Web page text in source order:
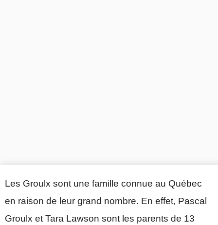
Les Groulx sont une famille connue au Québec
en raison de leur grand nombre. En effet, Pascal
Groulx et Tara Lawson sont les parents de 13